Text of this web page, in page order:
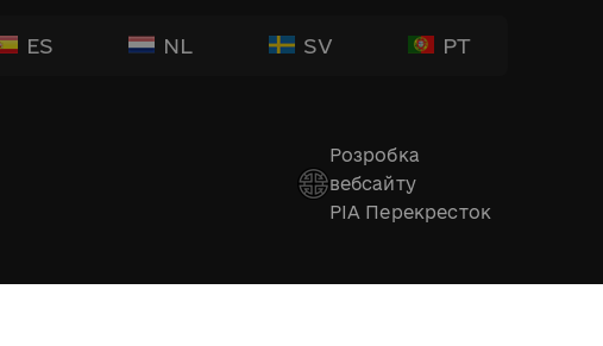
ES NL SV PT
Розробка
вебсайту
РІА Перекресток